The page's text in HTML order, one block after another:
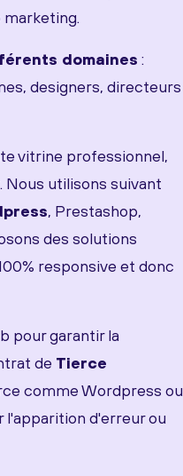
domaines :
designers, directeurs
vitrine professionnel,
Nous utilisons suivant
, Prestashop,
des solutions
responsive et donc
pour garantir la
de Tierce
comme Wordpress ou
l'apparition d'erreur ou